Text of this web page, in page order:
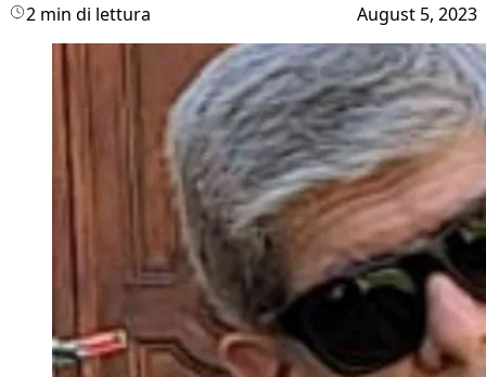
2 min di lettura August 5, 2023